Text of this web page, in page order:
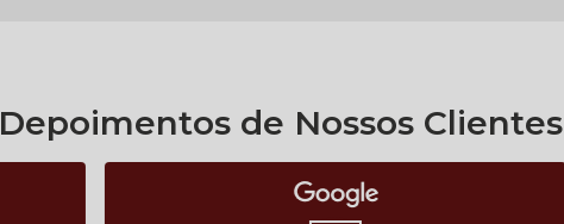
Depoimentos de Nossos Clientes